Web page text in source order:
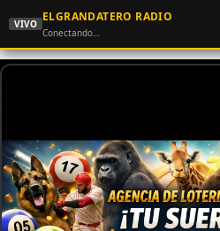
VIVO
ELGRANDATERO RADIO
Conectando…